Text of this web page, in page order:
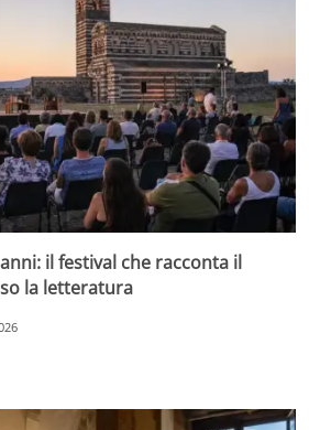
il festival che racconta il
la letteratura